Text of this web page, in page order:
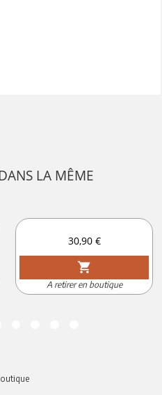
LA MÊME
Prix
30,90 €
shopping_cart
A retirer en boutique